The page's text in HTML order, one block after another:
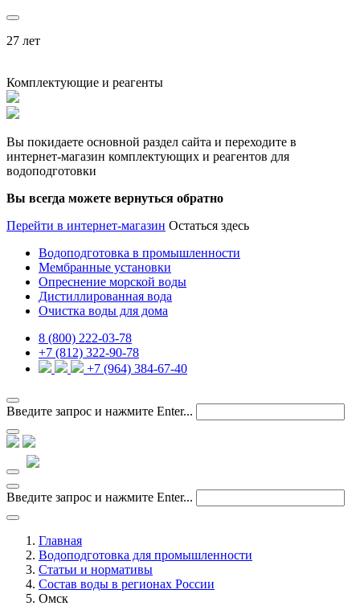
27 лет
Комплектующие и реагенты
Вы покидаете основной раздел сайта и переходите в
интернет-магазин комплектующих и реагентов для
водоподготовки
Вы всегда можете вернуться обратно
Перейти в интернет-магазин Остаться здесь
Водоподготовка в промышленности
Мембранные установки
Опреснение морской воды
Дистиллированная вода
Очистка воды для дома
8 (800) 222-03-78
+7 (812) 322-90-78
+7 (964) 384-67-40
Введите запрос и нажмите Enter...
Введите запрос и нажмите Enter...
Главная
Водоподготовка для промышленности
Статьи и нормативы
Состав воды в регионах России
Омск